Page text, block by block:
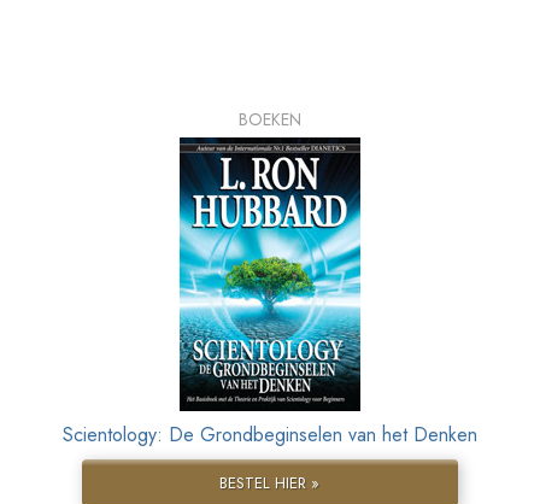
BOEKEN
Scientology: De Grondbeginselen van het Denken
BESTEL HIER »